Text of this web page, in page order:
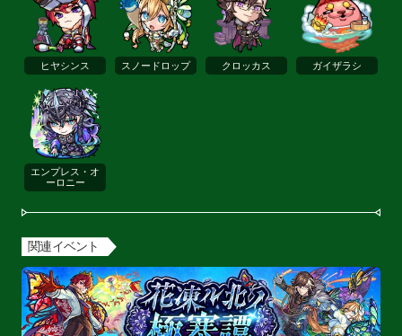
ヒヤシンス スノードロップ クロッカス ガイザラシ
エンプレス・オ
ーロニー
関連イベント